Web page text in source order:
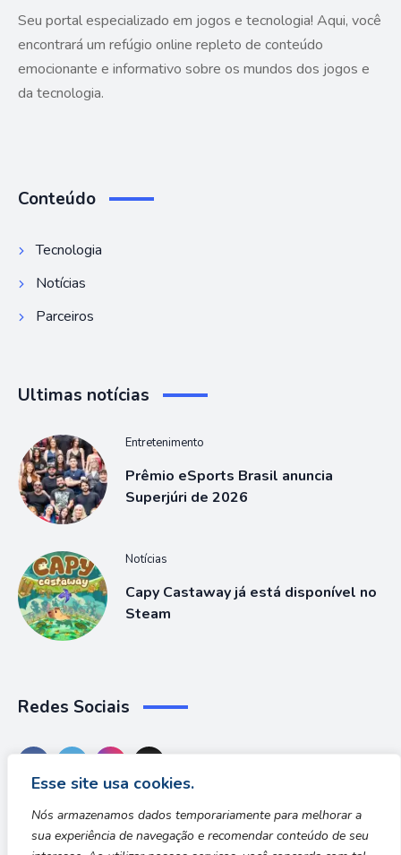
Esse site usa cookies.
Nós armazenamos dados temporariamente para melhorar a
sua experiência de navegação e recomendar conteúdo de seu
Seu portal especializado em jogos e tecnologia! Aqui, você
encontrará um refúgio online repleto de conteúdo
emocionante e informativo sobre os mundos dos jogos e
da tecnologia.
Conteúdo
Tecnologia
Notícias
Parceiros
Ultimas notícias
Entretenimento
Prêmio eSports Brasil anuncia
Superjúri de 2026
Notícias
Capy Castaway já está disponível no
Steam
Redes Sociais